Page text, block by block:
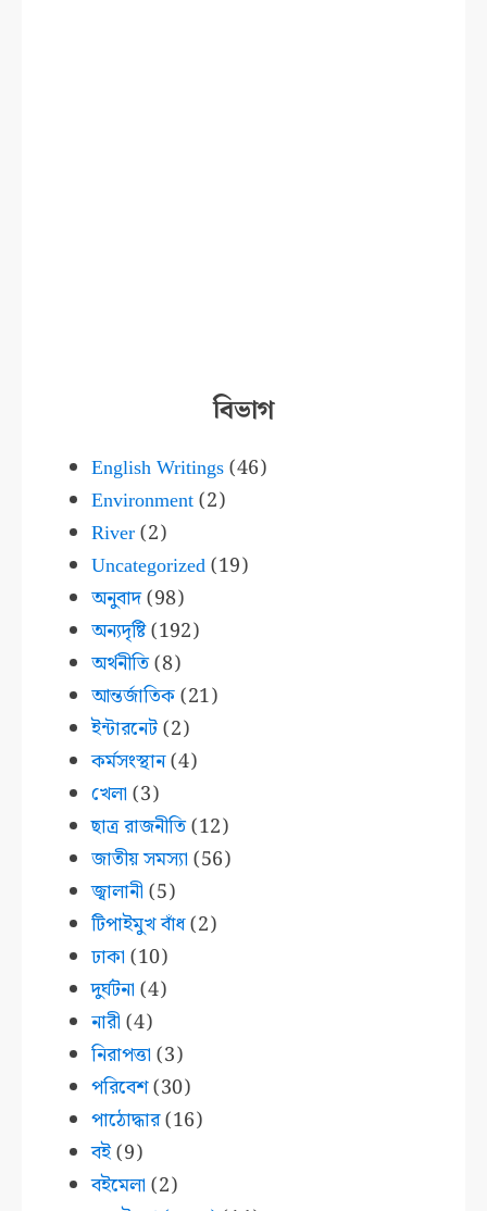
বিভাগ
English Writings(46)
Environment(2)
River(2)
Uncategorized(19)
অনুবাদ(98)
অন্যদৃষ্টি(192)
অর্থনীতি(8)
আন্তর্জাতিক(21)
ইন্টারনেট(2)
কর্মসংস্থান(4)
খেলা (3)
ছাত্র রাজনীতি(12)
জাতীয় সমস্যা (56)
জ্বালানী (5)
টিপাইমুখ বাঁধ(2)
ঢাকা (10)
দুর্ঘটনা (4)
নারী (4)
নিরাপত্তা (3)
পরিবেশ(30)
পাঠোদ্ধার(16)
বই(9)
বইমেলা (2)